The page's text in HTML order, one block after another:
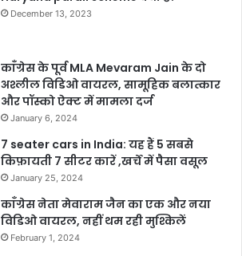
December 13, 2023
काँग्रेस के पूर्व MLA Mevaram Jain के दो
अश्लील विडिओ वायरल, सामूहिक बलात्कार
और पॉस्को ऐक्ट में मामला दर्ज
January 6, 2024
7 seater cars in India: यह हैं 5 सबसे
किफ़ायती 7 सीटर कारें ,खर्चें में पैसा वसूल
January 25, 2024
काँग्रेस नेता मेवाराम जैन का एक और नया
विडिओ वायरल, नहीं थम रही मुश्किलें
February 1, 2024